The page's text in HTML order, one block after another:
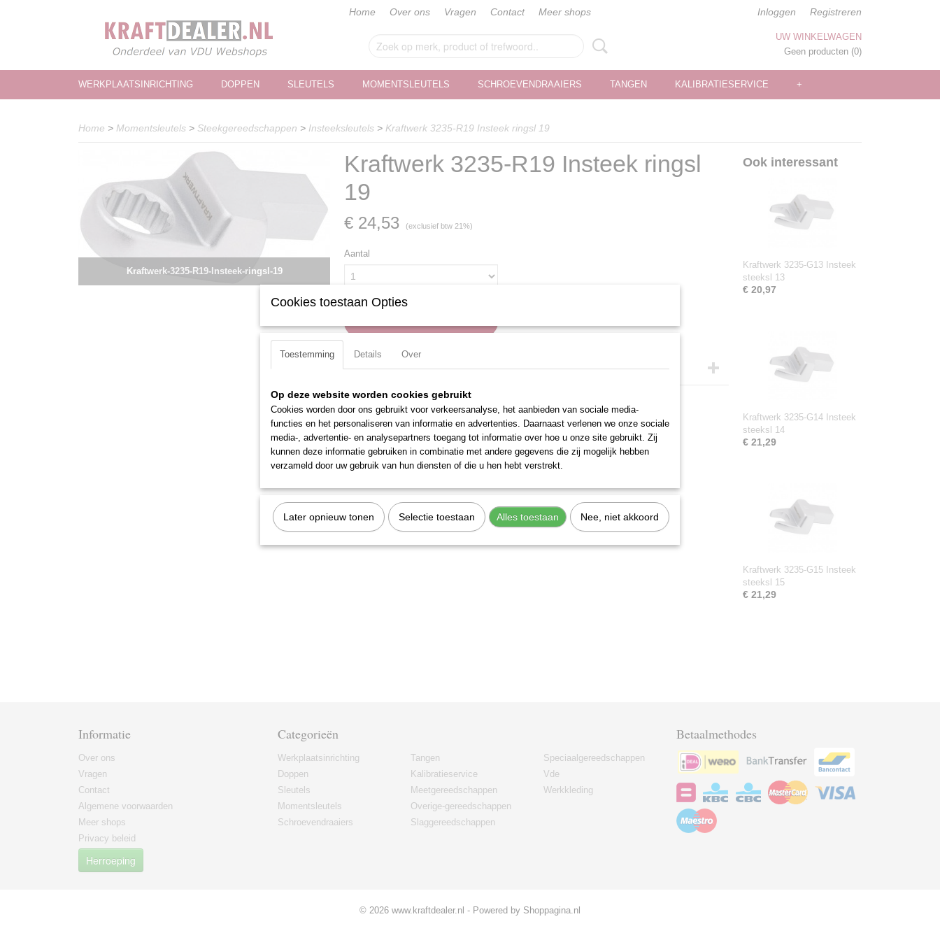
Home Over ons Vragen Contact Meer shops Inloggen Registreren
UW WINKELWAGEN
Geen producten (0)
WERKPLAATSINRICHTING DOPPEN SLEUTELS MOMENTSLEUTELS SCHROEVENDRAAIERS TANGEN KALIBRATIESERVICE +
Home > Momentsleutels > Steekgereedschappen > Insteeksleutels > Kraftwerk 3235-R19 Insteek ringsl 19
Kraftwerk-3235-R19-Insteek-ringsl-19
Kraftwerk 3235-R19 Insteek ringsl
19
€ 24,53 (exclusief btw 21%)
Aantal
Specificaties
Productcode
EAN code
7612206100267
Productcode leverancier
3235-R19
Ook interessant
Kraftwerk 3235-G13 Insteek
steeksl 13
€ 20,97
Kraftwerk 3235-G14 Insteek
steeksl 14
€ 21,29
Kraftwerk 3235-G15 Insteek
steeksl 15
€ 21,29
Informatie
Over ons
Vragen
Contact
Algemene voorwaarden
Meer shops
Privacy beleid
Herroeping
Categorieën
Werkplaatsinrichting
Doppen
Sleutels
Momentsleutels
Schroevendraaiers
Tangen
Kalibratieservice
Meetgereedschappen
Overige-gereedschappen
Slaggereedschappen
Speciaalgereedschappen
Vde
Werkkleding
Betaalmethodes
© 2026 www.kraftdealer.nl - Powered by Shoppagina.nl
Cookies toestaan Opties
Toestemming Details Over
Op deze website worden cookies gebruikt
Cookies worden door ons gebruikt voor verkeersanalyse, het aanbieden van sociale media-
functies en het personaliseren van informatie en advertenties. Daarnaast verlenen we onze sociale
media-, advertentie- en analysepartners toegang tot informatie over hoe u onze site gebruikt. Zij
kunnen deze informatie gebruiken in combinatie met andere gegevens die zij mogelijk hebben
verzameld door uw gebruik van hun diensten of die u hen hebt verstrekt.
Later opnieuw tonen Selectie toestaan Alles toestaan Nee, niet akkoord